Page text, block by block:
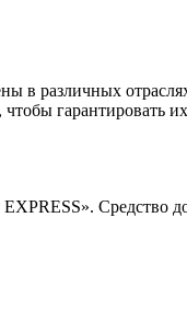
в различных
чтобы
Средство